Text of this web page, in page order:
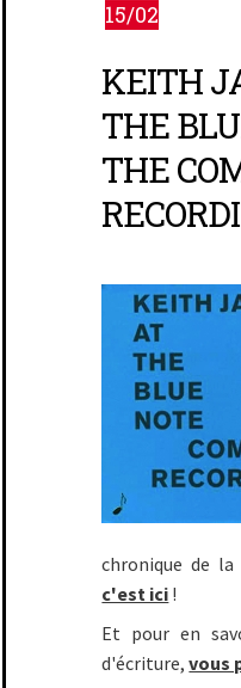
15/02
KEITH
THE
THE
chronique de
c'est ici !
Et pour en
d'écriture,vous